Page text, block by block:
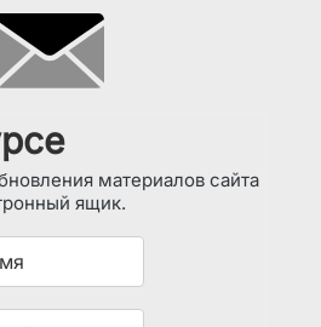
материалов сайта
ящик.